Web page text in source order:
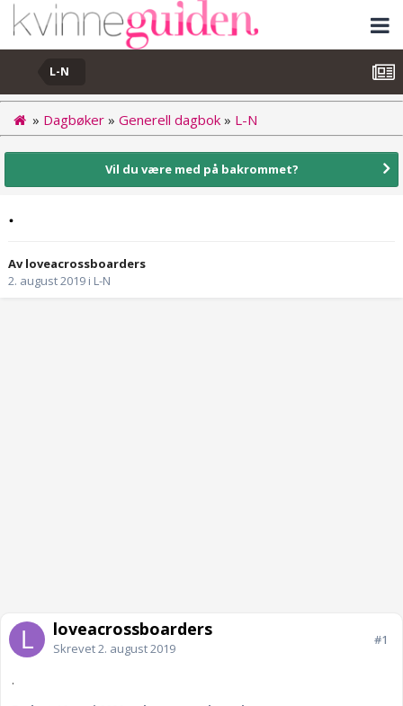
L-N
» Dagbøker » Generell dagbok » L-N
Vil du være med på bakrommet?
.
Av loveacrossboarders
2. august 2019 i L-N
loveacrossboarders
Skrevet2. august 2019
#1
.